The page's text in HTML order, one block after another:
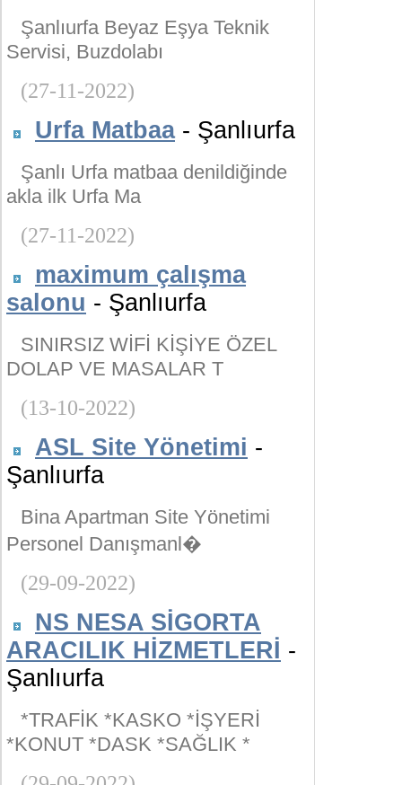
Şanlıurfa Beyaz Eşya Teknik
Servisi, Buzdolabı
(27-11-2022)
Urfa Matbaa- Şanlıurfa
Şanlı Urfa matbaa denildiğinde
akla ilk Urfa Ma
(27-11-2022)
maximum çalışma
salonu - Şanlıurfa
SINIRSIZ WİFİ KİŞİYE ÖZEL
DOLAP VE MASALAR T
(13-10-2022)
ASL Site Yönetimi -
Şanlıurfa
Bina Apartman Site Yönetimi
Personel Danışmanl�
(29-09-2022)
NS NESA SİGORTA
ARACILIK HİZMETLERİ -
Şanlıurfa
*TRAFİK *KASKO *İŞYERİ
*KONUT *DASK *SAĞLIK *